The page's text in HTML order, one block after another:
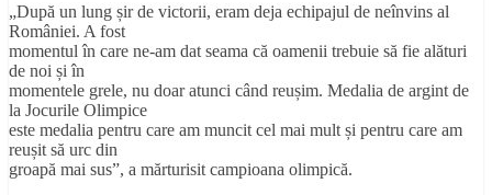
„După un lung șir de victorii, eram deja echipajul de neînvins al
României. A fost
momentul în care ne-am dat seama că oamenii trebuie să fie alături
de noi și în
momentele grele, nu doar atunci când reușim. Medalia de argint de
la Jocurile Olimpice
este medalia pentru care am muncit cel mai mult și pentru care am
reușit să urc din
groapă mai sus”, a mărturisit campioana olimpică.